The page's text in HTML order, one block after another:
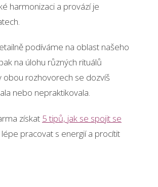
harmonizaci a provází je
podíváme na oblast našeho
na úlohu různých rituálů
obou rozhovorech se dozvíš
nebo nepraktikovala.
získat 5 tipů, jak se spojit se
lépe pracovat s energií a procítit